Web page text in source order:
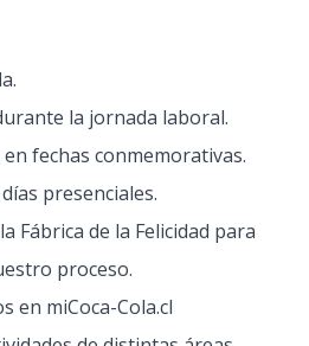
la jornada laboral.
fechas conmemorativas.
presenciales.
Fábrica de la Felicidad para
proceso.
en miCoca-Cola.cl